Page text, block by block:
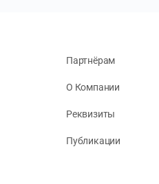
Партнёрам
О Компании
Реквизиты
Публикации